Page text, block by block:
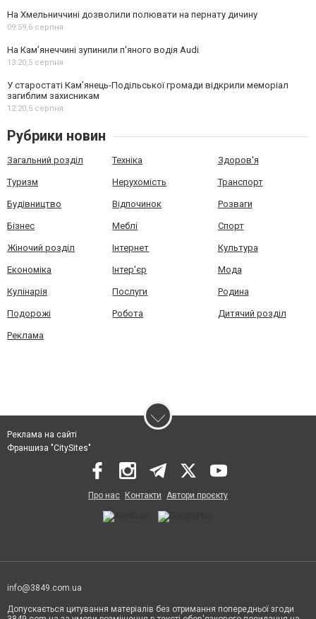
На Хмельниччині дозволили полювати на пернату дичину
09:59,6 серпня
На Камʼянеччині зупинили п'яного водія Audi
13:20,5 серпня
У старостаті Кам’янець-Подільської громади відкрили меморіал
загиблим захисникам
12:20,5 серпня
Рубрики новин
Загальний розділ Техніка Здоров'я
Туризм Нерухомість Транспорт
Будівництво Відпочинок Розваги
Бізнес Меблі Спорт
Жіночий розділ Інтернет Культура
Економіка Інтер'єр Мода
Кулінарія Послуги Родина
Подорожі Робота Дитячий розділ
Реклама
Реклама на сайті
Франшиза "CitySites"
Про нас Контакти Автори проєкту
info@3849.com.ua
Допускається цитування матеріалів без отримання попередньої згоди